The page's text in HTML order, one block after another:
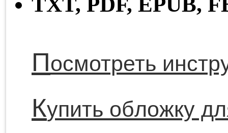
Посмотреть
Купить обложку